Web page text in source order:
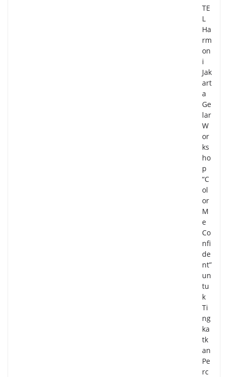
TE
L
Ha
rm
on
i
Jak
art
a
Ge
lar
W
or
ks
ho
p
“C
ol
or
M
e
Co
nfi
de
nt”
un
tu
k
Ti
ng
ka
tk
an
Pe
rc